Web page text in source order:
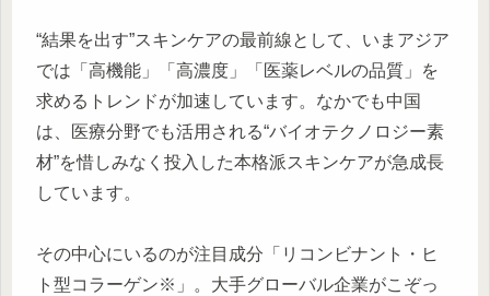
“結果を出す”スキンケアの最前線として、いまアジア
では「高機能」「高濃度」「医薬レベルの品質」を
求めるトレンドが加速しています。なかでも中国
は、医療分野でも活用される“バイオテクノロジー素
材”を惜しみなく投入した本格派スキンケアが急成長
しています。
その中心にいるのが注目成分「リコンビナント・ヒ
ト型コラーゲン※」。大手グローバル企業がこぞっ